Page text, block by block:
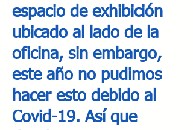
espacio de exhibición
ubicado al lado de la
oficina, sin embargo,
este año no pudimos
hacer esto debido al
Covid-19. Así que